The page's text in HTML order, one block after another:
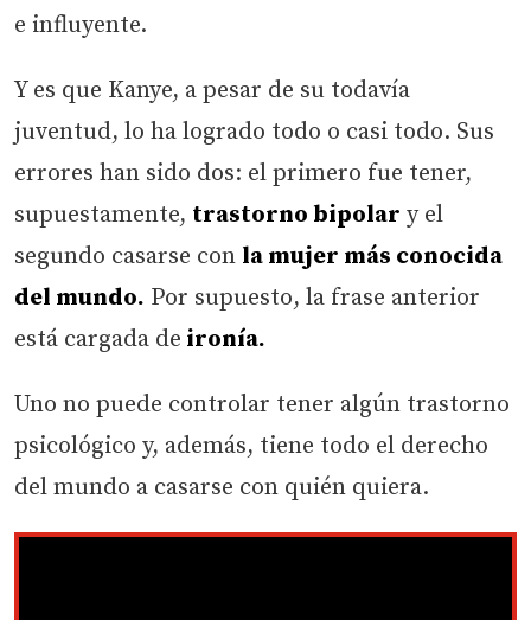
e influyente.
Y es que Kanye, a pesar de su todavía
juventud, lo ha logrado todo o casi todo. Sus
errores han sido dos: el primero fue tener,
supuestamente, trastorno bipolar y el
segundo casarse con la mujer más conocida
del mundo. Por supuesto, la frase anterior
está cargada de ironía.
Uno no puede controlar tener algún trastorno
psicológico y, además, tiene todo el derecho
del mundo a casarse con quién quiera.